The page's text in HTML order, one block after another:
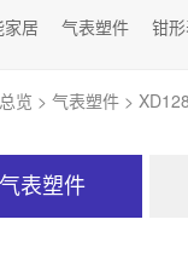
居 气表塑件 钳
览 > 气表塑件 >
气表塑件